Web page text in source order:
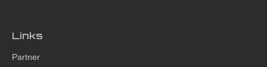
Links
Partner